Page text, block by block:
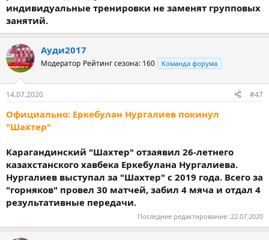
индивидуальные тренировки не заменят групповых
занятий.
Ауди2017
Модератор Рейтинг сезона: 160 Команда форума
14.07.2020 #47
Официально: Еркебулан Нургалиев покинул
"Шахтер"
Карагандинский "Шахтер" отзаявил 26-летнего
казахстанского хавбека Еркебулана Нургалиева.
Нургалиев выступал за "Шахтер" с 2019 года. Всего за
"горняков" провел 30 матчей, забил 4 мяча и отдал 4
результативные передачи.
Последнее редактирование: 22.07.2020